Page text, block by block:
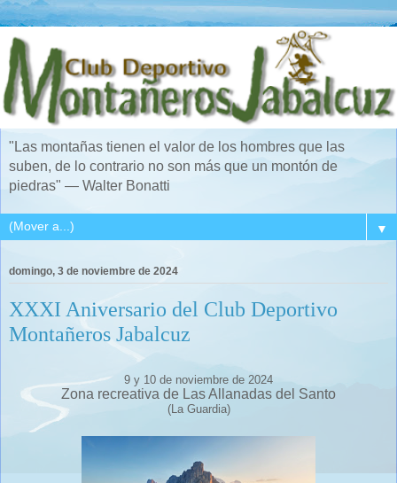
"Las montañas tienen el valor de los hombres que las
suben, de lo contrario no son más que un montón de
piedras" — Walter Bonatti
▼
domingo, 3 de noviembre de 2024
XXXI Aniversario del Club Deportivo
Montañeros Jabalcuz
9 y 10 de noviembre de 2024
Zona recreativa de Las Allanadas del Santo
(La Guardia)